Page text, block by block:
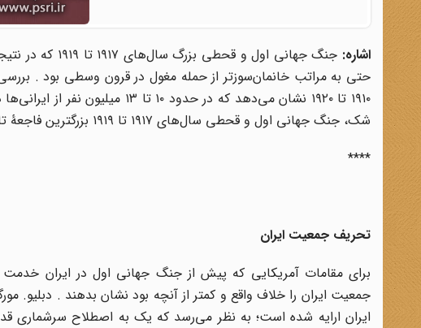
اشاره:
جنگ جهانی اول
حتی به مراتب خانمان‌سوزتر از حمله مغول در قرون وسطی بود .
۱۹۱۰ تا ۱۹۲۰ نشان می‌دهد که در
شک، جنگ جهانی اول و قحطی سال‌های ۱۹۱۷ تا ۱۹۱۹ بزرگترین فاجعۀ تاریخ ایران و شاید بزرگترین نسل‌سوزی قرن بیستم بود.
****
تحریف جمعیت ایران
برای مقامات آمریکایی که پیش از جنگ جهانی اول در ایران
جمعیت ایران را خلاف واقع و کمتر از آنچه بود نشان بدهند . دبلیو.